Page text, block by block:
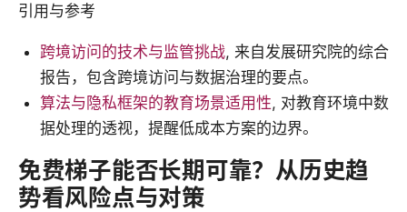
引用与参考
跨境访问的技术与监管挑战, 来自发展研究院的综合
报告，包含跨境访问与数据治理的要点。
算法与隐私框架的教育场景适用性, 对教育环境中数
据处理的透视，提醒低成本方案的边界。
免费梯子能否长期可靠？从历史趋
势看风险点与对策